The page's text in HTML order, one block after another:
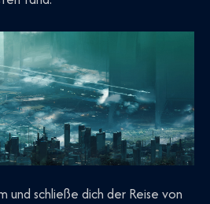
und schließe dich der Reise von